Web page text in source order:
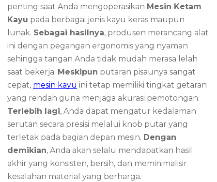
penting saat Anda mengoperasikan Mesin Ketam
Kayu pada berbagai jenis kayu keras maupun
lunak. Sebagai hasilnya, produsen merancang alat
ini dengan pegangan ergonomis yang nyaman
sehingga tangan Anda tidak mudah merasa lelah
saat bekerja. Meskipun putaran pisaunya sangat
cepat, mesin kayu ini tetap memiliki tingkat getaran
yang rendah guna menjaga akurasi pemotongan.
Terlebih lagi, Anda dapat mengatur kedalaman
serutan secara presisi melalui knob putar yang
terletak pada bagian depan mesin. Dengan
demikian, Anda akan selalu mendapatkan hasil
akhir yang konsisten, bersih, dan meminimalisir
kesalahan material yang berharga.